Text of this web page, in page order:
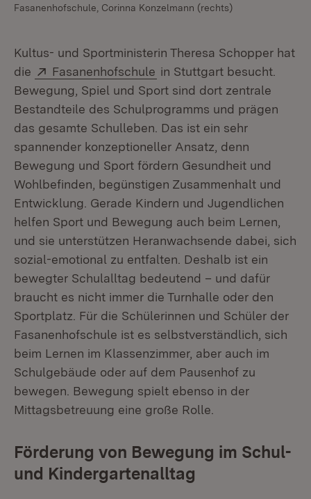
Fasanenhofschule, Corinna Konzelmann (rechts)
Kultus- und Sportministerin Theresa Schopper hat
die
Extern:
Fasanenhofschule (Öffnet in neuem Fenster)
in Stuttgart besucht.
Bewegung, Spiel und Sport sind dort zentrale
Bestandteile des Schulprogramms und prägen
das gesamte Schulleben. Das ist ein sehr
spannender konzeptioneller Ansatz, denn
Bewegung und Sport fördern Gesundheit und
Wohlbefinden, begünstigen Zusammenhalt und
Entwicklung. Gerade Kindern und Jugendlichen
helfen Sport und Bewegung auch beim Lernen,
und sie unterstützen Heranwachsende dabei, sich
sozial-emotional zu entfalten. Deshalb ist ein
bewegter Schulalltag bedeutend – und dafür
braucht es nicht immer die Turnhalle oder den
Sportplatz. Für die Schülerinnen und Schüler der
Fasanenhofschule ist es selbstverständlich, sich
beim Lernen im Klassenzimmer, aber auch im
Schulgebäude oder auf dem Pausenhof zu
bewegen. Bewegung spielt ebenso in der
Mittagsbetreuung eine große Rolle.
Förderung von Bewegung im Schul-
und Kindergartenalltag